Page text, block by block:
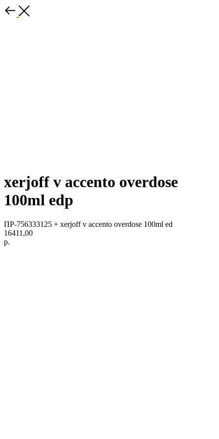
xerjoff v accento overdose
100ml edp
ПР-756333125 + xerjoff v accento overdose 100ml ed
16411,00
р.